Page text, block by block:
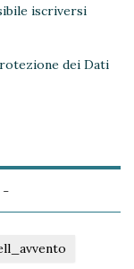
iscriversi
dei Dati